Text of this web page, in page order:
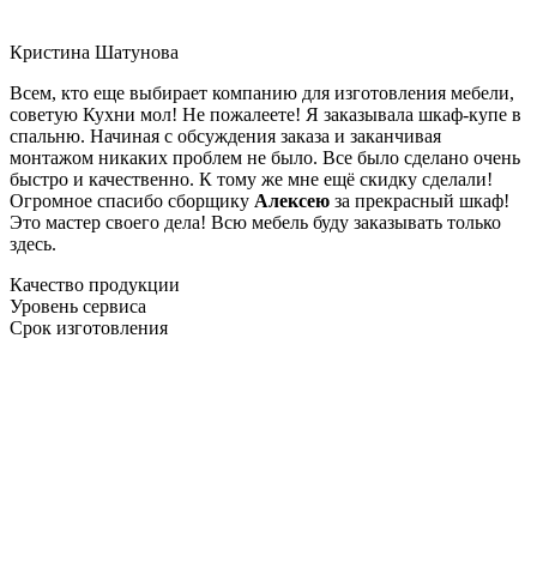
Кристина Шатунова
Всем, кто еще выбирает компанию для изготовления мебели,
советую Кухни мол! Не пожалеете! Я заказывала шкаф-купе в
спальню. Начиная с обсуждения заказа и заканчивая
монтажом никаких проблем не было. Все было сделано очень
быстро и качественно. К тому же мне ещё скидку сделали!
Огромное спасибо сборщику Алексею за прекрасный шкаф!
Это мастер своего дела! Всю мебель буду заказывать только
здесь.
Качество продукции
Уровень сервиса
Срок изготовления